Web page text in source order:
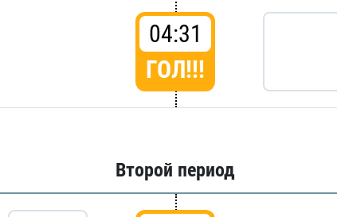
04:31
ГОЛ!!!
Второй период